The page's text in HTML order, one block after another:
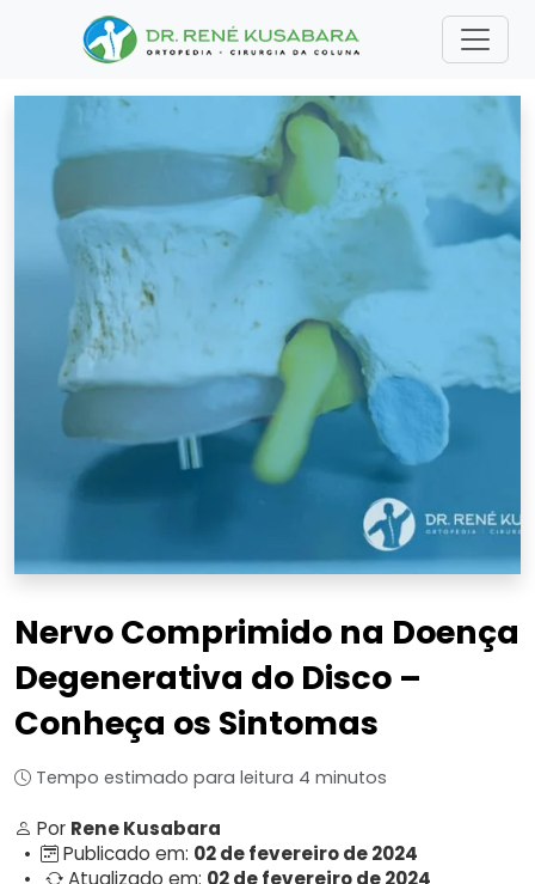
Nervo Comprimido na Doença
Degenerativa do Disco –
Conheça os Sintomas
Tempo estimado para leitura 4 minutos
Por Rene Kusabara
•
Publicado em: 02 de fevereiro de 2024
•
Atualizado em: 02 de fevereiro de 2024